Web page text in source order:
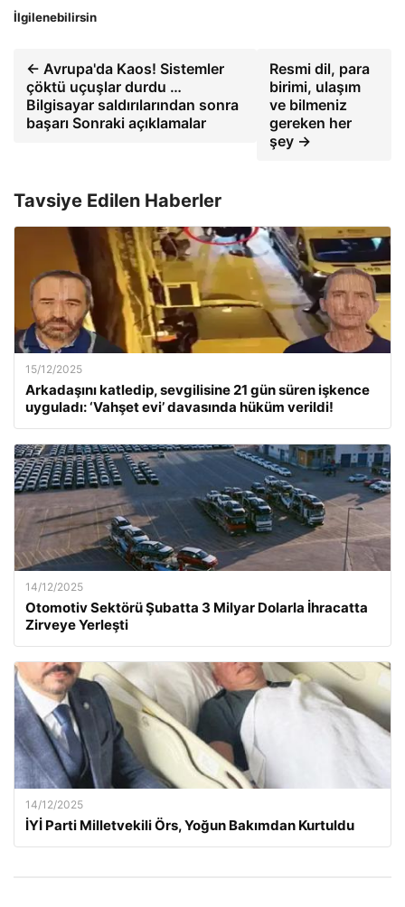
İlgilenebilirsin
← Avrupa'da Kaos! Sistemler
çöktü uçuşlar durdu …
Bilgisayar saldırılarından sonra
başarı Sonraki açıklamalar
Resmi dil, para
birimi, ulaşım
ve bilmeniz
gereken her
şey →
Tavsiye Edilen Haberler
15/12/2025
Arkadaşını katledip, sevgilisine 21 gün süren işkence
uyguladı: ‘Vahşet evi’ davasında hüküm verildi!
14/12/2025
Otomotiv Sektörü Şubatta 3 Milyar Dolarla İhracatta
Zirveye Yerleşti
14/12/2025
İYİ Parti Milletvekili Örs, Yoğun Bakımdan Kurtuldu